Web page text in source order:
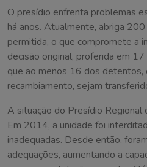
O presídio enfrenta problemas
há anos. Atualmente, abriga
permitida, o que compromete a
decisão original, proferida em
que ao menos 16 dos detentos,
recambiamento, sejam
A situação do Presídio Regional
Em 2014, a unidade foi
inadequadas. Desde então,
adequações, aumentando a